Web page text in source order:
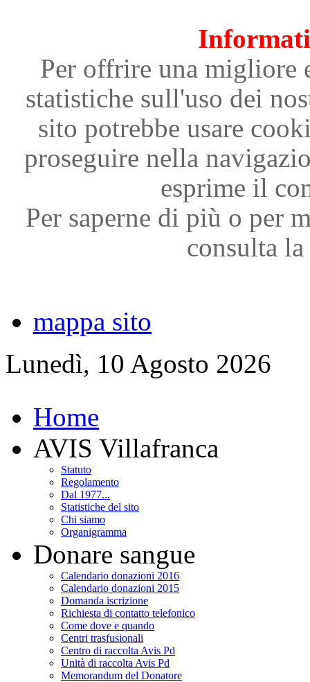
Per offrire una migliore
statistiche sull'uso dei
sito potrebbe usare
proseguire nella
esprime il
Per saperne di più o per
consulta
mappa sito
Lunedì, 10 Agosto 2026
Home
AVIS Villafranca
Statuto
Regolamento
Dal 1977...
Statistiche del sito
Chi siamo
Organigramma
Donare sangue
Calendario donazioni 2016
Calendario donazioni 2015
Domanda iscrizione
Richiesta di contatto telefonico
Come dove e quando
Centri trasfusionali
Centro di raccolta Avis Pd
Unità di raccolta Avis Pd
Memorandum del Donatore